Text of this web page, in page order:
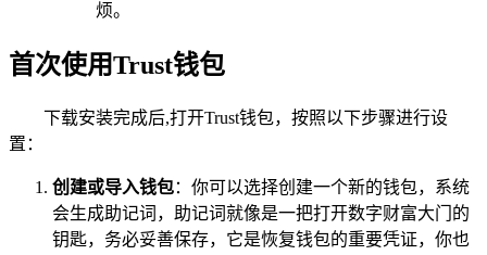
烦。
首次使用Trust钱包
下载安装完成后,打开Trust钱包，按照以下步骤进行设
置：
创建或导入钱包：你可以选择创建一个新的钱包，系统
会生成助记词，助记词就像是一把打开数字财富大门的
钥匙，务必妥善保存，它是恢复钱包的重要凭证，你也